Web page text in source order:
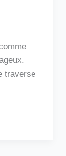
traverse